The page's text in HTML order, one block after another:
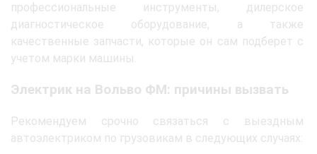
профессиональные инструменты, дилерское
диагностическое оборудование, а также
качественные запчасти, которые он сам подберет с
учетом марки машины.
Электрик на Вольво ФМ: причины вызвать
Рекомендуем срочно связаться с выездным
автоэлектриком по грузовикам в следующих случаях: